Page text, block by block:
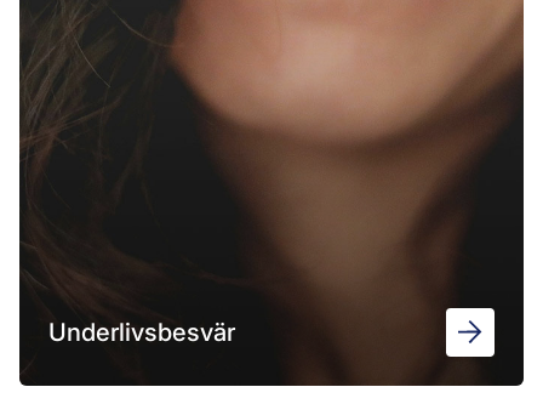
Underlivsbesvär